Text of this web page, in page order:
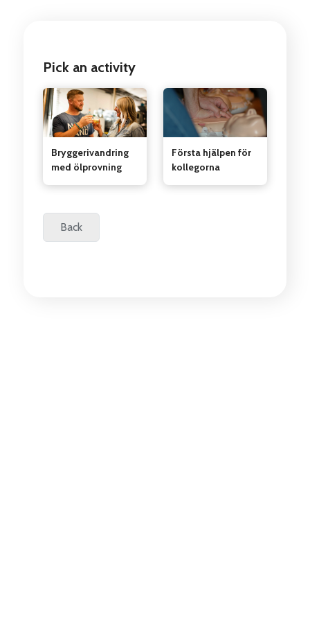
Pick an activity
Bryggerivandring
med ölprovning
Första hjälpen för
kollegorna